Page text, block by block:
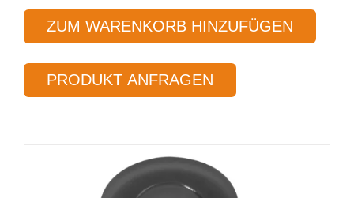
Tiefbohrwerkzeug
Typ 01T
Länge 25 x Ø
ZUM WARENKORB HINZUFÜGEN
PRODUKT ANFRAGEN